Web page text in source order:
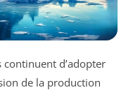
continuent d’adopter
de la production